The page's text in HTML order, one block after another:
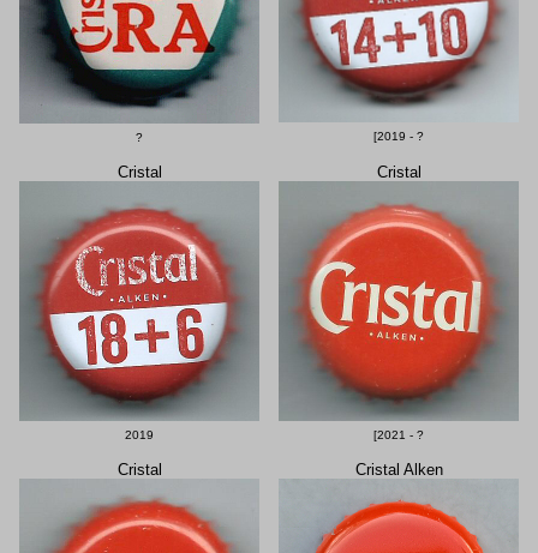
? [2019 - ?
Cristal
2019
Cristal
[2021 - ?
Cristal Cristal Alken